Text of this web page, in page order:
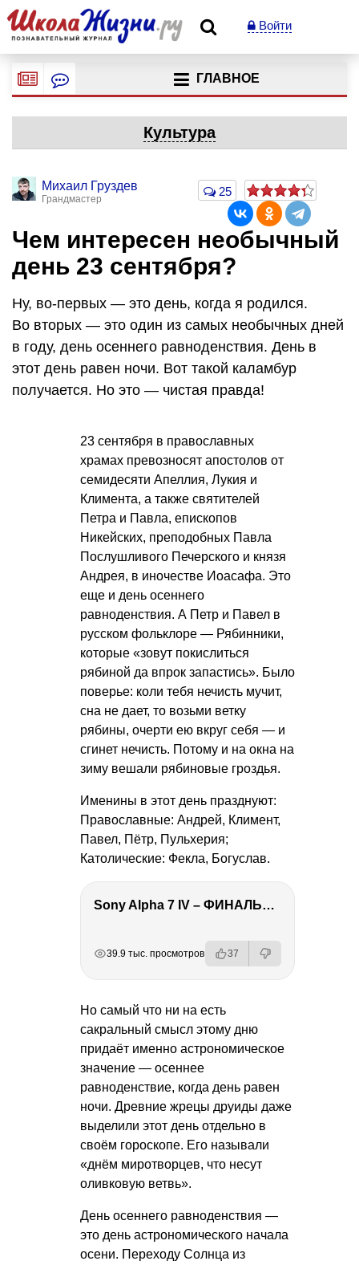
Войти
ГЛАВНОЕ
Культура
Михаил Груздев
Грандмастер
25
Чем интересен необычный
день 23 сентября?
Ну, во-первых — это день, когда я родился.
Во вторых — это один из самых необычных дней
в году, день осеннего равноденствия. День в
этот день равен ночи. Вот такой каламбур
получается. Но это — чистая правда!
23 сентября в православных
храмах превозносят апостолов от
семидесяти Апеллия, Лукия и
Климента, а также святителей
Петра и Павла, епископов
Никейских, преподобных Павла
Послушливого Печерского и князя
Андрея, в иночестве Иоасафа. Это
еще и день осеннего
равноденствия. А Петр и Павел в
русском фольклоре — Рябинники,
которые «зовут покислиться
рябиной да впрок запастись». Было
поверье: коли тебя нечисть мучит,
сна не дает, то возьми ветку
рябины, очерти ею вкруг себя — и
сгинет нечисть. Потому и на окна на
зиму вешали рябиновые гроздья.
Именины в этот день празднуют:
Православные: Андрей, Климент,
Павел, Пётр, Пульхерия;
Католические: Фекла, Богуслав.
Sony Alpha 7 IV – ФИНАЛЬНЫЙ ОБЗОР
39.9 тыс. просмотров 37
Но самый что ни на есть
сакральный смысл этому дню
придаёт именно астрономическое
значение — осеннее
равноденствие, когда день равен
ночи. Древние жрецы друиды даже
выделили этот день отдельно в
своём гороскопе. Его называли
«днём миротворцев, что несут
оливковую ветвь».
День осеннего равноденствия —
это день астрономического начала
осени. Переходу Солнца из